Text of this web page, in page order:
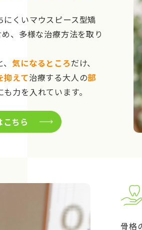
くいマウスピース型矯
、多様な治療方法を取り
、気になるところだけ、
抑えて治療する大人の部
も力を入れています。
ちら
骨格